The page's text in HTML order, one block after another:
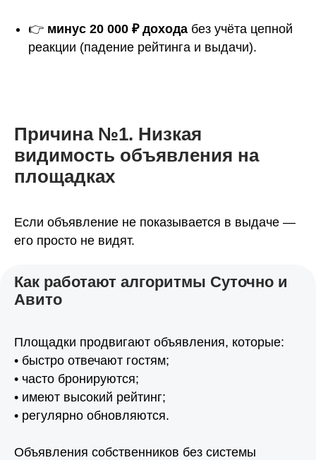
👉 минус 20 000 ₽ дохода без учёта цепной
реакции (падение рейтинга и выдачи).
Причина №1. Низкая
видимость объявления на
площадках
Если объявление не показывается в выдаче —
его просто не видят.
Как работают алгоритмы Суточно и
Авито
Площадки продвигают объявления, которые:
• быстро отвечают гостям;
• часто бронируются;
• имеют высокий рейтинг;
• регулярно обновляются.
Объявления собственников без системы